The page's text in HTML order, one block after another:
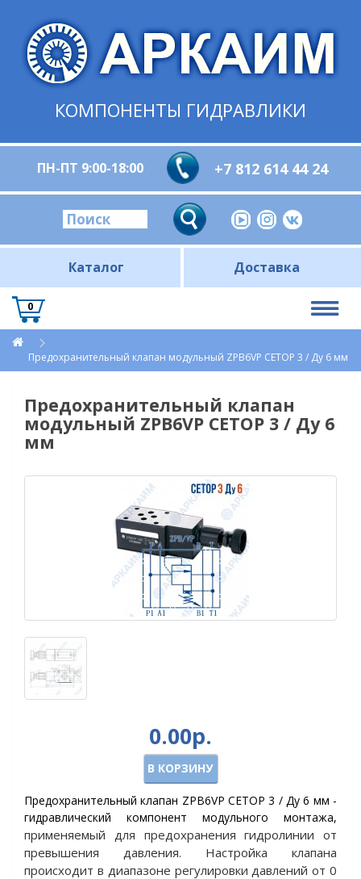
КОМПОНЕНТЫ ГИДРАВЛИКИ
ПН-ПТ 9:00-18:00 +7 812 614 44 24
Каталог Доставка
0
Предохранительный клапан модульный ZPB6VP CETOP 3 / Ду 6 мм
Предохранительный клапан
модульный ZPB6VP CETOP 3 / Ду 6
мм
0.00р.
В КОРЗИНУ
Предохранительный клапан ZPB6VP CETOP 3 / Ду 6 мм -
гидравлический компонент модульного монтажа,
применяемый для предохранения гидролинии от
превышения давления. Настройка клапана
происходит в диапазоне регулировкидавлений от 0